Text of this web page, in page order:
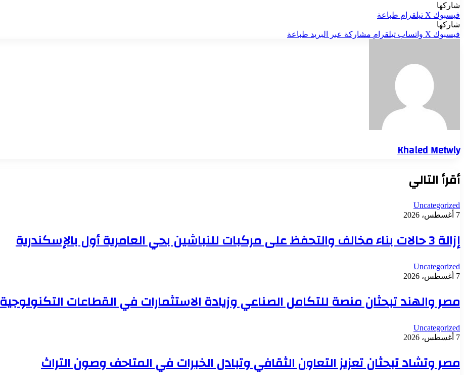
شاركها
فيسبوك ‫X تيلقرام طباعة
شاركها
فيسبوك ‫X واتساب تيلقرام مشاركة عبر البريد طباعة
Khaled Metwly
أقرأ التالي
Uncategorized
7 أغسطس، 2026
إزالة 3 حالات بناء مخالف والتحفظ على مركبات للنباشين بحي العامرية أول بالإسكندرية
Uncategorized
7 أغسطس، 2026
مصر والهند تبحثان منصة للتكامل الصناعي وزيادة الاستثمارات في القطاعات التكنولوجية
Uncategorized
7 أغسطس، 2026
مصر وتشاد تبحثان تعزيز التعاون الثقافي وتبادل الخبرات في المتاحف وصون التراث